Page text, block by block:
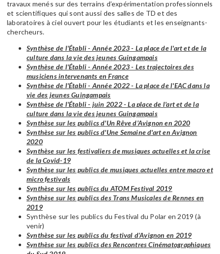
travaux menés sur des terrains d’expérimentation professionnels
et scientifiques qui sont aussi des salles de TD et des
laboratoires à ciel ouvert pour les étudiants et les enseignants-
chercheurs.
Synthèse de l'Établi - Année 2023 - La place de l'art et de la
culture dans la vie des jeunes Guingampais
Synthèse de l'Établi - Année 2023 - Les trajectoires des
musiciens intervenants en France
Synthèse de l'Établi - Année 2022 - La place de l'EAC dans la
vie des jeunes Guingampais
Synthèse de l'Établi - juin 2022 - La place de l'art et de la
culture dans la vie des jeunes Guingampais
Synthèse sur les publics d'Un Rêve d’Avignon en 2020
Synthèse sur les publics d'Une Semaine d'art en Avignon
2020
Synthèse sur les festivaliers de musiques actuelles et la crise
de la Covid-19
Synthèse sur les publics de musiques actuelles entre macro et
micro festivals
Synthèse sur les publics du ATOM Festival 2019
Synthèse sur les publics des Trans Musicales de Rennes en
2019
Synthèse sur les publics du Festival du Polar en 2019 (à
venir)
Synthèse sur les publics du festival d’Avignon en 2019
Synthèse sur les publics des Rencontres Cinématographiques